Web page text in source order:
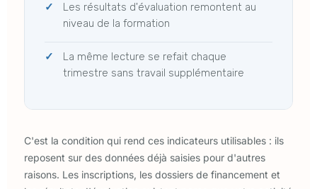
Les résultats d'évaluation remontent au
niveau de la formation
La même lecture se refait chaque
trimestre sans travail supplémentaire
C'est la condition qui rend ces indicateurs utilisables : ils
reposent sur des données déjà saisies pour d'autres
raisons. Les inscriptions, les dossiers de financement et